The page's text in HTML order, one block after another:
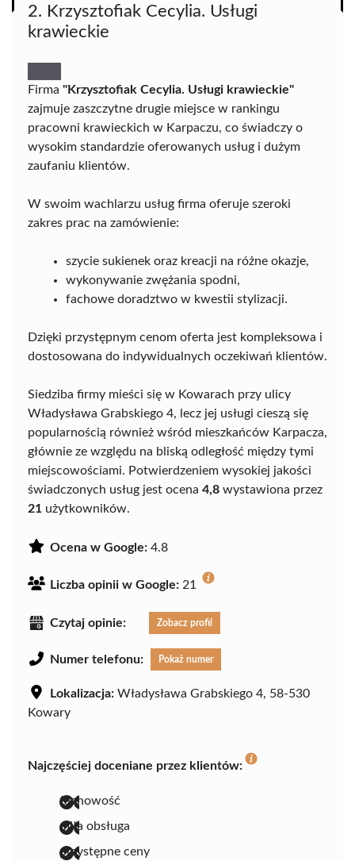
2. Krzysztofiak Cecylia. Usługi
krawieckie
Firma "Krzysztofiak Cecylia. Usługi krawieckie"
zajmuje zaszczytne drugie miejsce w rankingu
pracowni krawieckich w Karpaczu, co świadczy o
wysokim standardzie oferowanych usług i dużym
zaufaniu klientów.
W swoim wachlarzu usług firma oferuje szeroki
zakres prac na zamówienie:
szycie sukienek oraz kreacji na różne okazje,
wykonywanie zwężania spodni,
fachowe doradztwo w kwestii stylizacji.
Dzięki przystępnym cenom oferta jest kompleksowa i
dostosowana do indywidualnych oczekiwań klientów.
Siedziba firmy mieści się w Kowarach przy ulicy
Władysława Grabskiego 4, lecz jej usługi cieszą się
popularnością również wśród mieszkańców Karpacza,
głównie ze względu na bliską odległość między tymi
miejscowościami. Potwierdzeniem wysokiej jakości
świadczonych usług jest ocena 4,8 wystawiona przez
21 użytkowników.
Ocena w Google: 4.8
Liczba opinii w Google: 21
Czytaj opinie: Zobacz profil
Numer telefonu: Pokaż numer
Lokalizacja: Władysława Grabskiego 4, 58-530
Kowary
Najczęściej doceniane przez klientów:
fachowość
miła obsługa
przystępne ceny